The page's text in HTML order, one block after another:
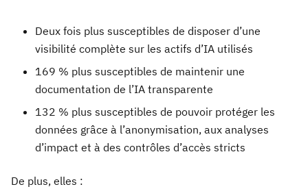
Deux fois plus susceptibles de disposer d’une
visibilité complète sur les actifs d’IA utilisés
169 % plus susceptibles de maintenir une
documentation de l’IA transparente
132 % plus susceptibles de pouvoir protéger les
données grâce à l’anonymisation, aux analyses
d’impact et à des contrôles d’accès stricts
De plus, elles :